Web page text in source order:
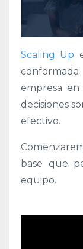
Scaling Up
empresa en
decisiones
efectivo.
base que
equipo.